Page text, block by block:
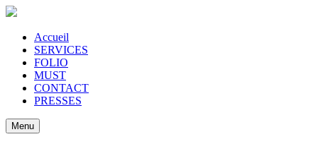
Accueil
SERVICES
FOLIO
MUST
CONTACT
PRESSES
Menu